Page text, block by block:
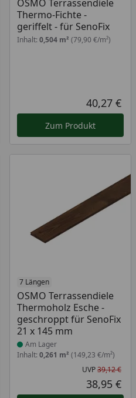
in ProzentPreis
Preis
OSMO Terrassendiele
Thermo-Fichte -
geriffelt - für SenoFix
Inhalt: 0,504 m² (79,90 €/m²)
40,27 €
Zum Produkt
in ProzentPreis
Preis
7 Längen
OSMO Terrassendiele
Thermoholz Esche -
geschroppt für SenoFix
21 x 145 mm
Produkt am Lager
Am Lager
Inhalt: 0,261 m² (149,23 €/m²)
UVP39,12 €
38,95 €